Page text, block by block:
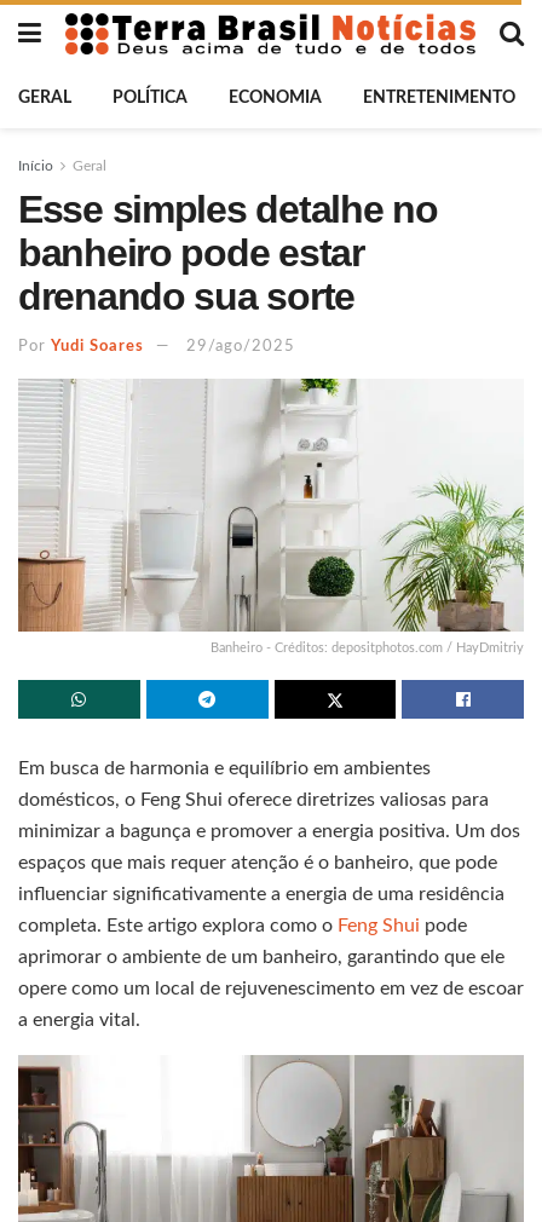
GERAL POLÍTICA ECONOMIA ENTRETENIMENTO
Início Geral
Esse simples detalhe no
banheiro pode estar
drenando sua sorte
Por Yudi Soares 29/ago/2025
Banheiro - Créditos: depositphotos.com / HayDmitriy
Em busca de harmonia e equilíbrio em ambientes
domésticos, o Feng Shui oferece diretrizes valiosas para
minimizar a bagunça e promover a energia positiva. Um dos
espaços que mais requer atenção é o banheiro, que pode
influenciar significativamente a energia de uma residência
completa. Este artigo explora como o Feng Shui pode
aprimorar o ambiente de um banheiro, garantindo que ele
opere como um local de rejuvenescimento em vez de escoar
a energia vital.